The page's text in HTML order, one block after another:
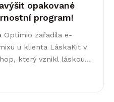
opakované
program!
Optimio zařadila e-
u klienta LáskaKit v
který vznikl láskou